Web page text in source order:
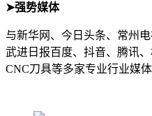
➤强势媒体
与新华网、今日头条、常州
武进日报百度、抖音、腾讯
CNC刀具等多家专业行业媒体